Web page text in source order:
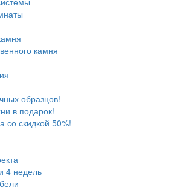
камня
образцов!
в подарок!
со скидкой 50%!
4 недель